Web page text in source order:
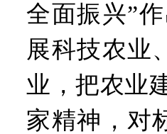
全面振兴”
展科技农业
业，把农业
家精神，对